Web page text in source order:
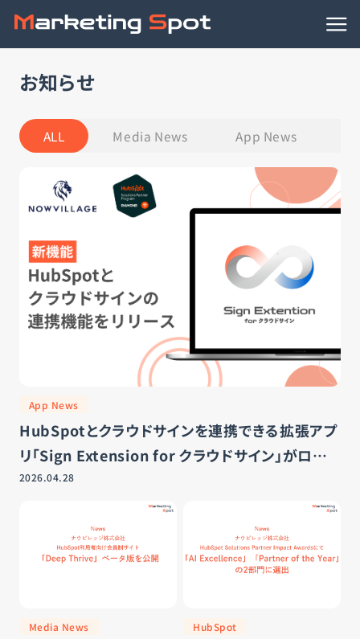
お知らせ
ALL Media News App News
App News
HubSpotとクラウドサインを連携できる拡張アプ
リ「Sign Extension for クラウドサイン」がローン
チ
2026.04.28
Media News HubSpot
HubSpotノウハウ
連携アプリ
事例
資料ダウンロード
HubSpotの導入支援
HubSpotの活用支援
お問い合わせ
プライバシーポリシー
サイトマップ